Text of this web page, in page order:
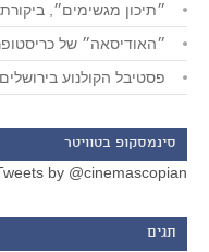
״תיכון מגשימים״, ביקורת
״האודיסאה״ של
פסטיבל הקולנוע בירושלים 2026: שמונה או תשע המלצות
סינמסקופ בטוויטר
by @cinemascopian
תגים